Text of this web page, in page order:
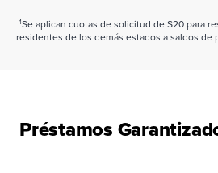
1Se aplican cuotas de solicitud de $20 para
residentes de los demás estados a saldos de
Préstamos